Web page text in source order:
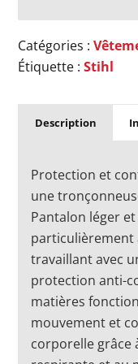
Catégories :
Étiquette :Stihl
Description
Protection et
une
Pantalon léger
particulièrement
travaillant avec
protection anti-
matières
mouvement et
corporelle grâce